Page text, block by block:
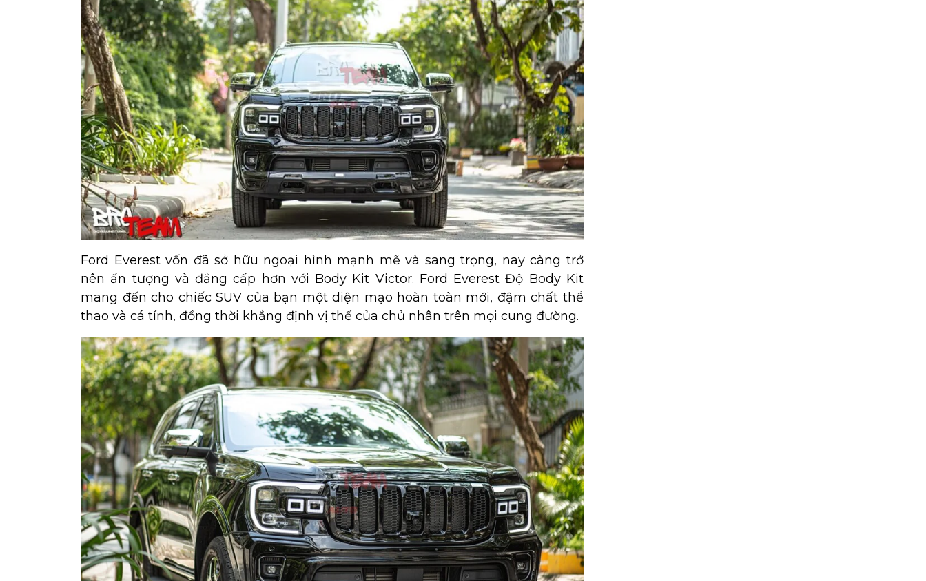
Ford Everest vốn đã sở hữu ngoại hình mạnh mẽ và sang trọng, nay càng trở
nên ấn tượng và đẳng cấp hơn với Body Kit Victor. Ford Everest Độ Body Kit
mang đến cho chiếc SUV của bạn một diện mạo hoàn toàn mới, đậm chất thể
thao và cá tính, đồng thời khẳng định vị thế của chủ nhân trên mọi cung đường.